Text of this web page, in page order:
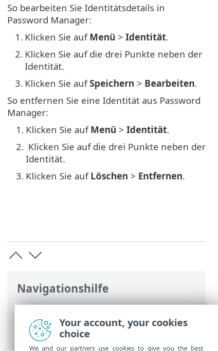
Navigationshilfe
ESET Online-Hilfe>ESET Password
Manager
>Arbeiten mit ESET Password
Manager
> Identitäten
So bearbeiten Sie Identitätsdetails in
Password Manager:
1. Klicken Sie auf Menü > Identität.
2. Klicken Sie auf die drei Punkte neben der
Identität.
3. Klicken Sie aufSpeichern > Bearbeiten.
So entfernen Sie eine Identität aus Password
Manager:
1. Klicken Sie auf Menü > Identität.
2. Klicken Sie auf die drei Punkte neben der
Identität.
3. Klicken Sie auf Löschen > Entfernen.
Your account, your cookies
choice
We and our partners use cookies to give you the best